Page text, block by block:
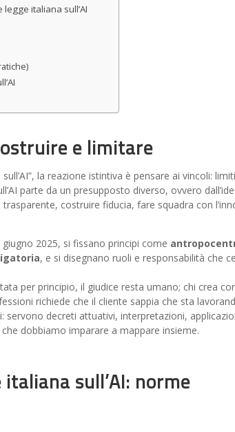
italiana sull’AI
e limitare
la reazione istintiva è pensare ai vincoli:
parte da un presupposto diverso, ovvero
costruire fiducia, fare squadra con
2025, si fissano principi come
, e si disegnano ruoli e responsabilità che
per principio, il giudice resta umano; chi crea
richiede che il cliente sappia che sta
decreti attuativi, interpretazioni,
dobbiamo imparare a mappare insieme.
sull’AI: norme